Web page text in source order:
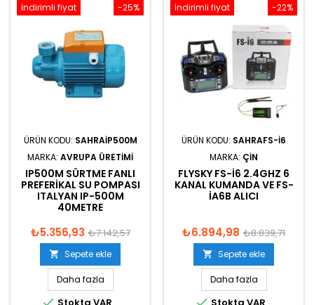
-25%
İndirimli fiyat
ÜRÜN KODU: SAHRAIP500M
MARKA: AVRUPA ÜRETIMI
IP500M SÜRTME FANLI
PREFERIKAL SU POMPASI
ITALYAN IP-500M
40METRE
₺5.356,93 ₺7.142,57
 Sepete ekle
Daha fazla
-22%
İndirimli fiyat
ÜRÜN KODU: SAHRAFS-I6
MARKA: ÇIN
FLYSKY FS-I6 2.4GHZ 6
KANAL KUMANDA VE FS-
IA6B ALICI
₺6.894,98 ₺8.839,71
 Sepete ekle
Daha fazla